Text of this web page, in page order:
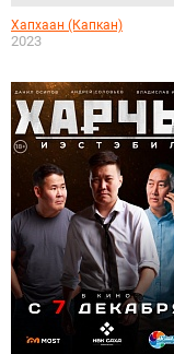
Хапхаан (Капкан)
2023